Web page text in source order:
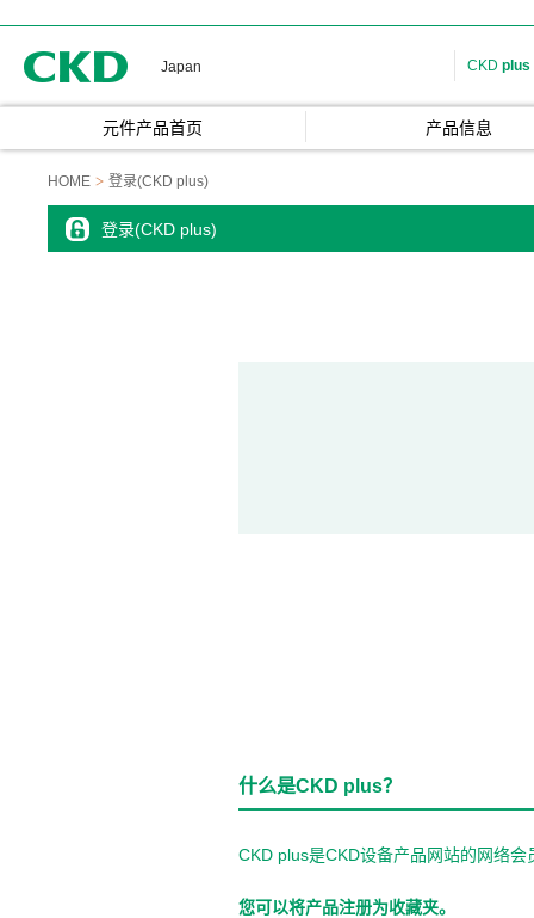
Japan CKD plus
元件产品首页 产品信息
HOME 登录(CKD plus)
登录(CKD plus)
什么是CKD plus？
CKD plus是CKD设备产品网站的网络
您可以将产品注册为收藏夹。